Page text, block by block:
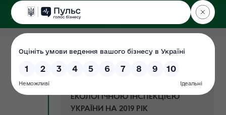
ДЕРЖЕКОІНСПЕКЦІЯ
14.01.2019
Документ
КОНСУЛЬТАЦІЙ З
ГРОМАДСЬКІСТЮ ДЕРЖАВНОЮ
ЕКОЛОГІЧНОЮ ІНСПЕКЦІЄЮ
УКРАЇНИ НА 2019 РІК